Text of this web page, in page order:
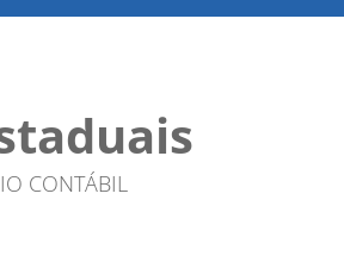
CONTÁBIL